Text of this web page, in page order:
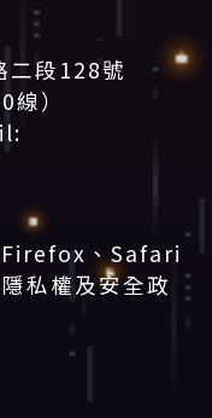
二段128號
）
、Safari
隱私權及安全政